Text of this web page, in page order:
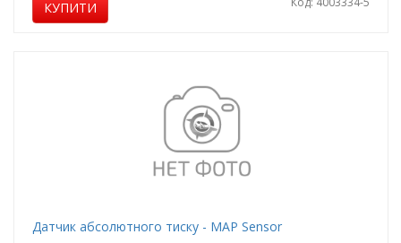
КУПИТИ
Датчик абсолютного тиску - MAP Sensor